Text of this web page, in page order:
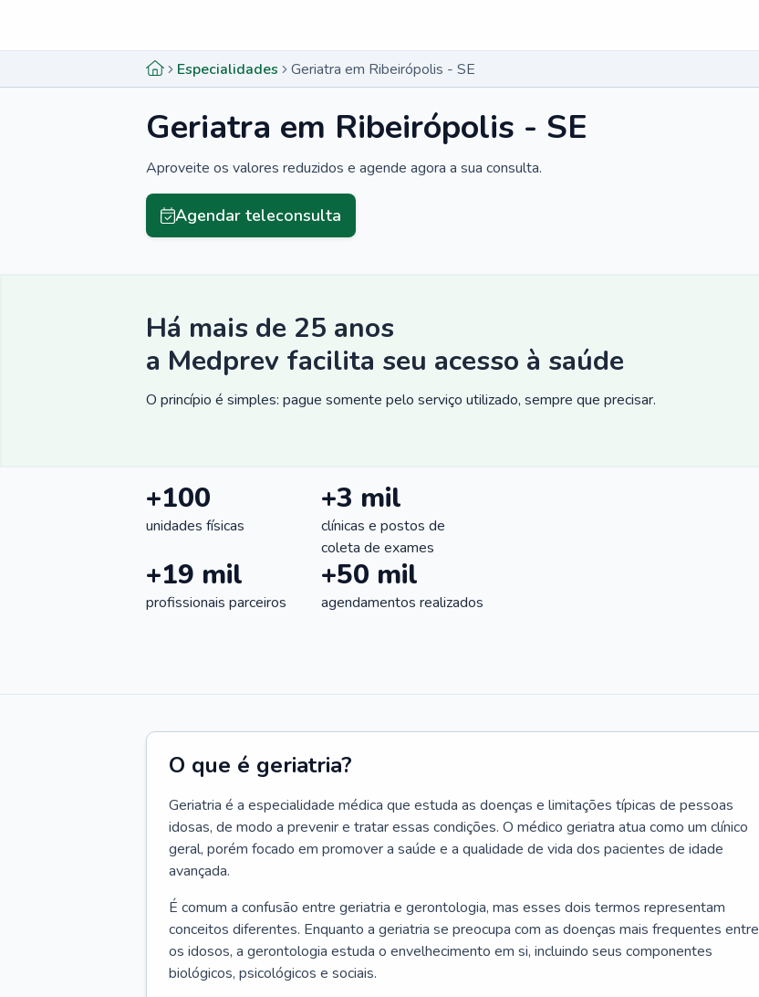
Especialidades Geriatra em Ribeirópolis - SE
Geriatra em Ribeirópolis - SE
Aproveite os valores reduzidos e agende agora a sua consulta.
Agendar teleconsulta
Há mais de 25 anos
a Medprev facilita seu acesso à saúde
O princípio é simples: pague somente pelo serviço utilizado, sempre que precisar.
+100
unidades físicas
+3 mil
clínicas e postos de
coleta de exames
+19 mil
profissionais parceiros
+50 mil
agendamentos realizados
O que é geriatria?
Geriatria é a especialidade médica que estuda as doenças e limitações típicas de pessoas
idosas, de modo a prevenir e tratar essas condições. O médico geriatra atua como um clínico
geral, porém focado em promover a saúde e a qualidade de vida dos pacientes de idade
avançada.
É comum a confusão entre geriatria e gerontologia, mas esses dois termos representam
conceitos diferentes. Enquanto a geriatria se preocupa com as doenças mais frequentes entre
os idosos, a gerontologia estuda o envelhecimento em si, incluindo seus componentes
biológicos, psicológicos e sociais.